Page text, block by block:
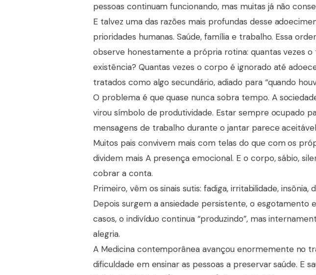
pessoas continuam funcionando, mas muitas já não
E talvez uma das razões mais profundas desse
prioridades humanas. Saúde, família e trabalho. Essa
observe honestamente a própria rotina: quantas vezes
existência? Quantas vezes o corpo é ignorado até
tratados como algo secundário, adiado para “quando
O problema é que quase nunca sobra tempo. A
virou símbolo de produtividade. Estar sempre ocupado
mensagens de trabalho durante o jantar parece
Muitos pais convivem mais com telas do que com os
dividem mais A presença emocional. E o corpo, sábio,
cobrar a conta.
Primeiro, vêm os sinais sutis: fadiga, irritabilidade,
Depois surgem a ansiedade persistente, o esgotamento
casos, o indivíduo continua “produzindo”, mas
alegria.
A Medicina contemporânea avançou enormemente no
dificuldade em ensinar as pessoas a preservar saúde. E